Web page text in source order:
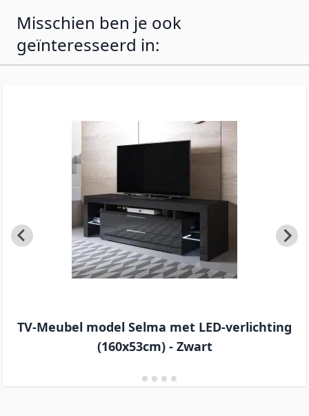
Misschien ben je ook
geïnteresseerd in:
TV-Meubel model Selma met LED-verlichting
(160x53cm) - Zwart